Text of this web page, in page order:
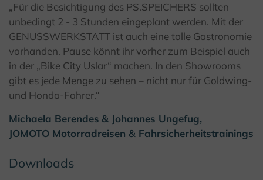
© Kulturland Kreis Höxter
„Für die Besichtigung des PS.SPEICHERS sollten
unbedingt 2 - 3 Stunden eingeplant werden. Mit der
GENUSSWERKSTATT ist auch eine tolle Gastronomie
vorhanden. Pause könnt ihr vorher zum Beispiel auch
in der „Bike City Uslar“ machen. In den Showrooms
gibt es jede Menge zu sehen – nicht nur für Goldwing-
und Honda-Fahrer.“
Michaela Berendes & Johannes Ungefug,
JOMOTO Motorradreisen & Fahrsicherheitstrainings
Downloads